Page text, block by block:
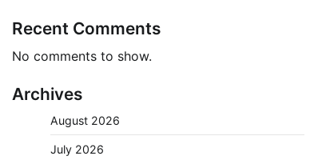
Recent Comments
No comments to show.
Archives
August 2026
July 2026